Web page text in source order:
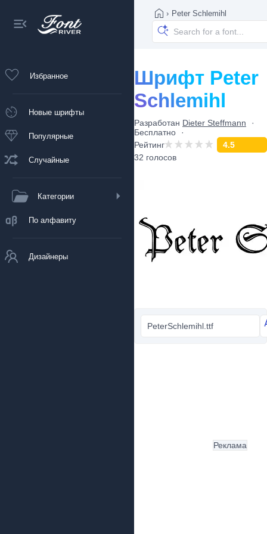
Избранное
Новые шрифты
Популярные
Случайные
Категории
По алфавиту
Дизайнеры
› Peter Schlemihl
Шрифт Peter
Schlemihl
Разработан Dieter Steffmann
Бесплатно
Рейтинг
4.5
32 голосов
PeterSchlemihl.ttf
Реклама